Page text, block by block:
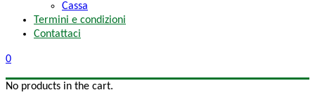
Cassa
Termini e condizioni
Contattaci
0
No products in the cart.